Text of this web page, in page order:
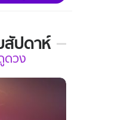
สัปดาห์
ดวง